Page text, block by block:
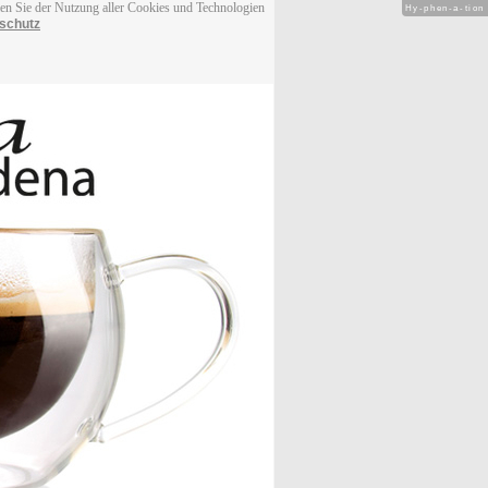
Sie der Nutzung aller Cookies und Technologien
Hy-phen-a-tion